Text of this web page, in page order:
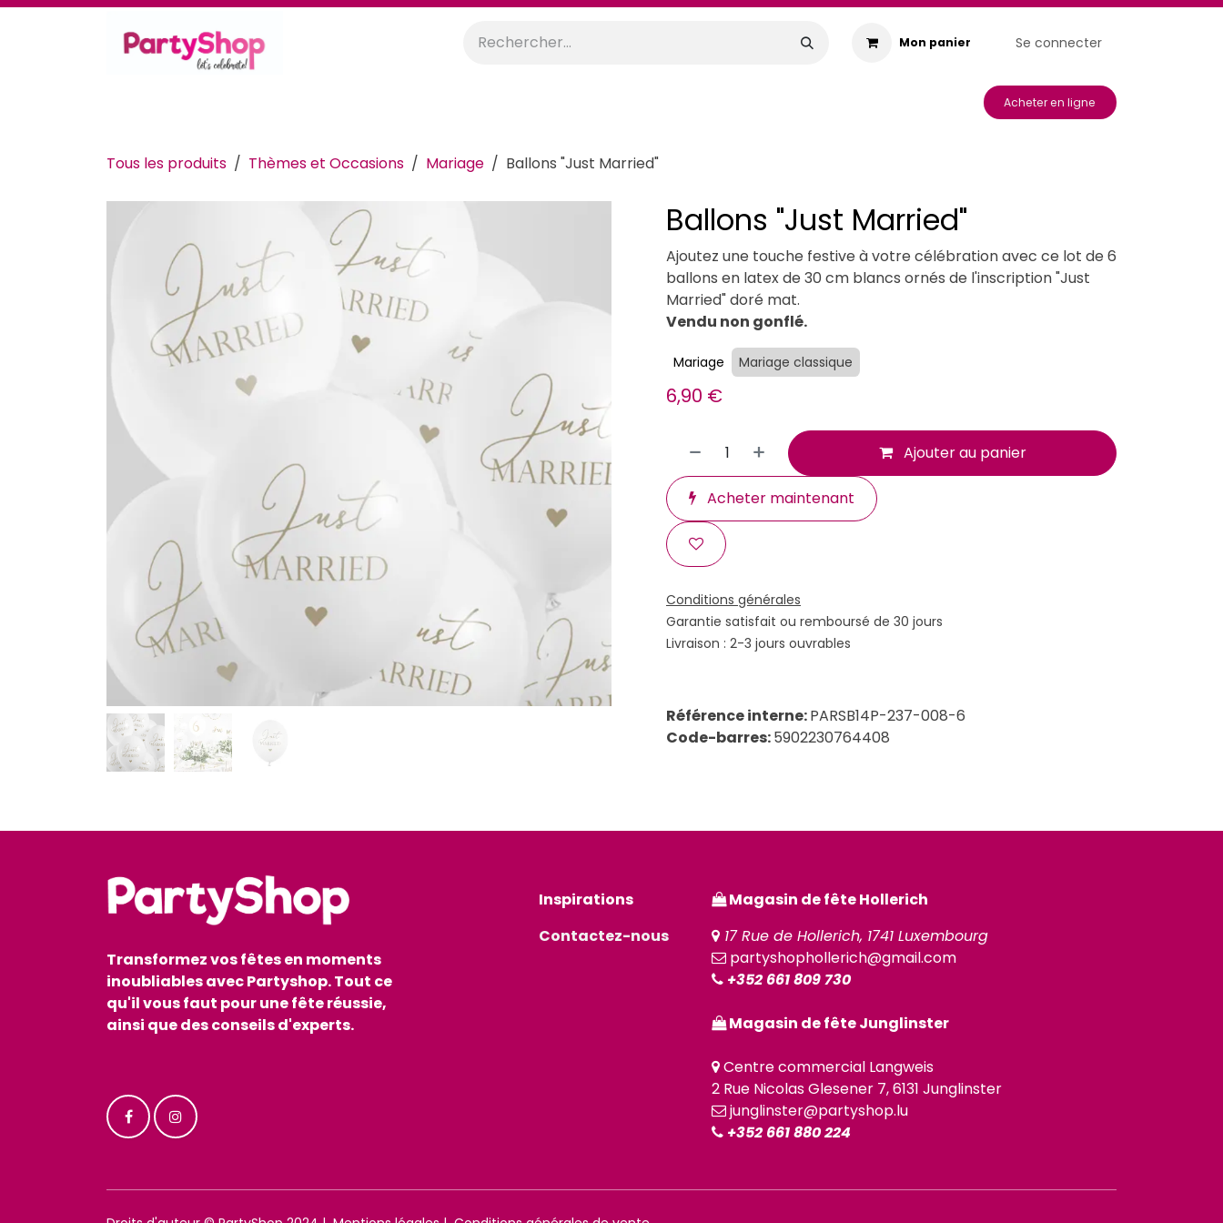
Se rendre au contenu
Mon panier Se connecter
Acheter en ligne
Tous les produits Thèmes et Occasions Mariage Ballons "Just Married"
Ballons "Just Married"
Ajoutez une touche festive à votre célébration avec ce lot de 6
ballons en latex de 30 cm blancs ornés de l'inscription "Just
Married" doré mat.
Vendu non gonflé.
Mariage Mariage classique
6,90 €
Ajouter au panier
Acheter maintenant
Conditions générales
Garantie satisfait ou remboursé de 30 jours
Livraison : 2-3 jours ouvrables
Référence interne:PARSB14P-237-008-6
Code-barres:5902230764408
Transformez vos fêtes en moments
inoubliables avec Partyshop. Tout ce
qu'il vous faut pour une fête réussie,
ainsi que des conseils d'experts.
Inspirations
Contactez-nous
Magasin de fête Hollerich
17 Rue de Hollerich, 1741 Luxembourg
partyshophollerich@gmail.com
+352 661 809 730
Magasin de fête Junglinster
Centre commercial Langweis
2 Rue Nicolas Glesener 7, 6131 Junglinster
junglinster@partyshop.lu
+352 661 880 224